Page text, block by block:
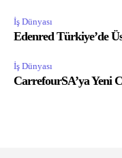
İş Dünyası
Edenred Türkiye’de
İş Dünyası
CarrefourSA’ya Yeni